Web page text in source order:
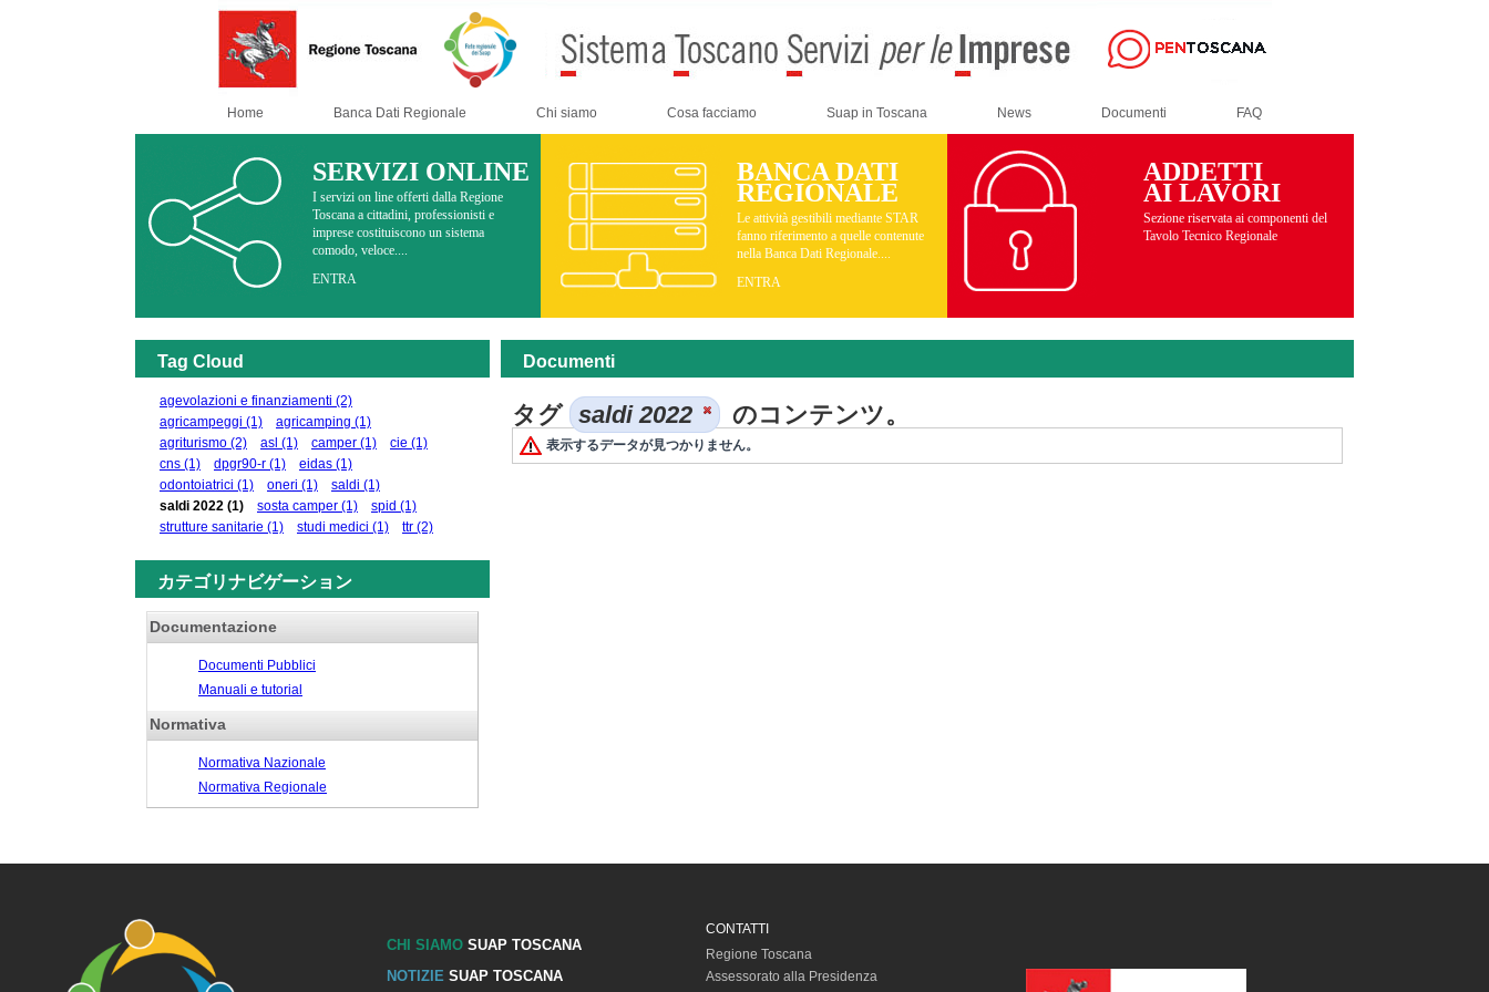
Home Banca Dati Regionale Chi siamo Cosa facciamo Suap in Toscana News Documenti FAQ
ADDETTI
AI LAVORI
Sezione riservata ai componenti del
Tavolo Tecnico Regionale
SERVIZI ONLINE
I servizi on line offerti dalla Regione
Toscana a cittadini, professionisti e
imprese costituiscono un sistema
comodo, veloce....
ENTRA
BANCA DATI
REGIONALE
Le attività gestibili mediante STAR
fanno riferimento a quelle contenute
nella Banca Dati Regionale....
ENTRA
Tag Cloud
agevolazioni e finanziamenti (2)
agricampeggi (1) agricamping (1)
agriturismo (2) asl (1) camper (1) cie (1)
cns (1) dpgr90-r (1) eidas (1)
odontoiatrici (1) oneri (1) saldi (1)
saldi 2022 (1) sosta camper (1) spid (1)
strutture sanitarie (1) studi medici (1) ttr (2)
カテゴリナビゲーション
Documentazione
Documenti Pubblici
Manuali e tutorial
Normativa
Normativa Nazionale
Normativa Regionale
Documenti
タグ saldi 2022 のコンテンツ。
表示するデータが見つかりません。
CHI SIAMOSUAP TOSCANA
NOTIZIE SUAP TOSCANA
CONTATTI
Regione Toscana
Assessorato alla Presidenza